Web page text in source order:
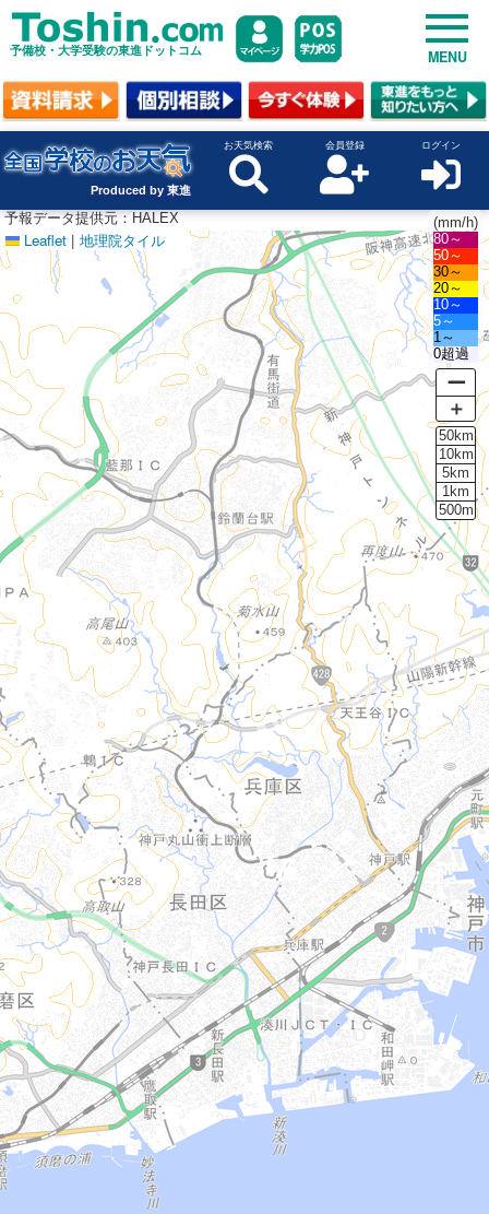
予備校・大学受験の東進ドットコム MENU
Produced by 東進
お天気検索 会員登録 ログイン
Leaflet | 地理院タイル
(mm/h)
80～
50～
30～
20～
10～
5～
1～
0超過
ー
＋
50km
10km
5km
1km
500m
予報データ提供元：HALEX